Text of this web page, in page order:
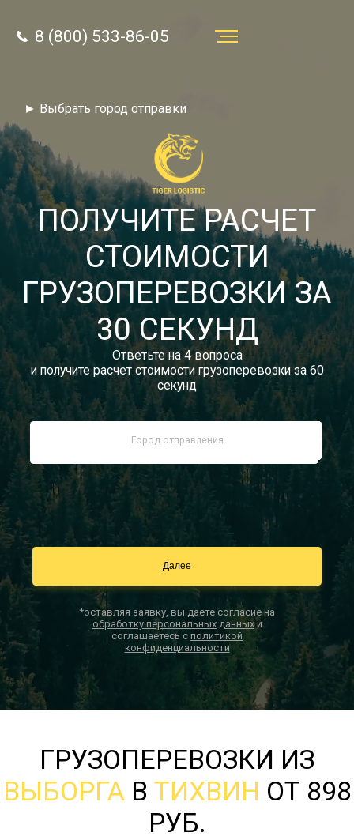
8 (800) 533-86-05
Звонок по России бесплатный
autotransport24@yandex.ru
Заказать звонок
Тарифы
Отзывы
Статьи
Новости
Документы
Контакты
► Выбрать город отправки
8 (800) 533-86-05
ПОЛУЧИТЕ РАСЧЕТ
СТОИМОСТИ
ГРУЗОПЕРЕВОЗКИ ЗА
30 СЕКУНД
Ответьте на 4 вопроса
и получите расчет стоимости грузоперевозки за 60
секунд
*оставляя заявку, вы даете согласие на
обработку персональных данныхи
соглашаетесь с политикой
конфиденциальности
ГРУЗОПЕРЕВОЗКИ ИЗ
ВЫБОРГАВ ТИХВИН ОТ 898
РУБ.